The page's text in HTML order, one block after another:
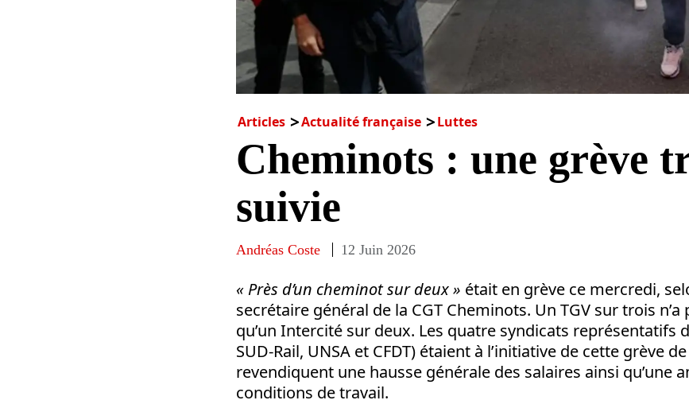
Articles Actualité française Luttes
Cheminots : une grève
suivie
Andréas Coste 12 Juin 2026
« Près d’un cheminot sur deux » était en grève ce mercredi,
secrétaire général de la CGT Cheminots. Un TGV sur trois n’a
qu’un Intercité sur deux. Les quatre syndicats représentatifs
SUD-Rail, UNSA et CFDT) étaient à l’initiative de cette grève
revendiquent une hausse générale des salaires ainsi qu’une
conditions de travail.